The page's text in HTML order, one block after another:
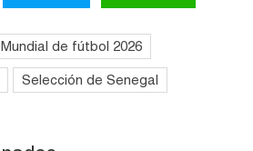
Mundial de fútbol 2026
Selección de Senegal